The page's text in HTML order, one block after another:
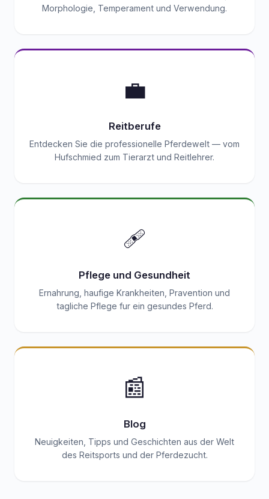
Morphologie, Temperament und Verwendung.
💼
Reitberufe
Entdecken Sie die professionelle Pferdewelt — vom
Hufschmied zum Tierarzt und Reitlehrer.
🩹
Pflege und Gesundheit
Ernahrung, haufige Krankheiten, Pravention und
tagliche Pflege fur ein gesundes Pferd.
📰
Blog
Neuigkeiten, Tipps und Geschichten aus der Welt
des Reitsports und der Pferdezucht.